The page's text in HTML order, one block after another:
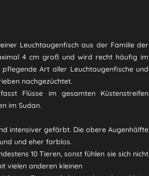
Leuchtaugenfisch aus der Familie der
4 cm groß und wird recht häufig im
Art aller Leuchtaugenfische und
nachgezüchtet.
Flüsse im gesamten Küstenstreifen
im Sudan.
intensiver gefärbt. Die obere Augenhälfte
und eher farblos.
10 Tieren, sonst fühlen sie sich nicht
vielen anderen kleinen